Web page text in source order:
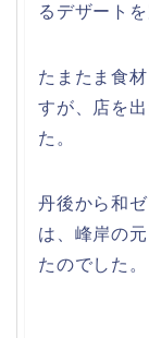
るデザート
たまたま食
すが、店を
た。
丹後から和
は、峰岸の
たのでした。